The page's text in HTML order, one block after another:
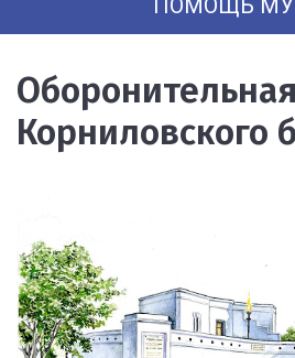
ПОМОЩЬ
Корниловского